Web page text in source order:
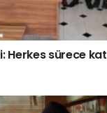
Herkes sürece